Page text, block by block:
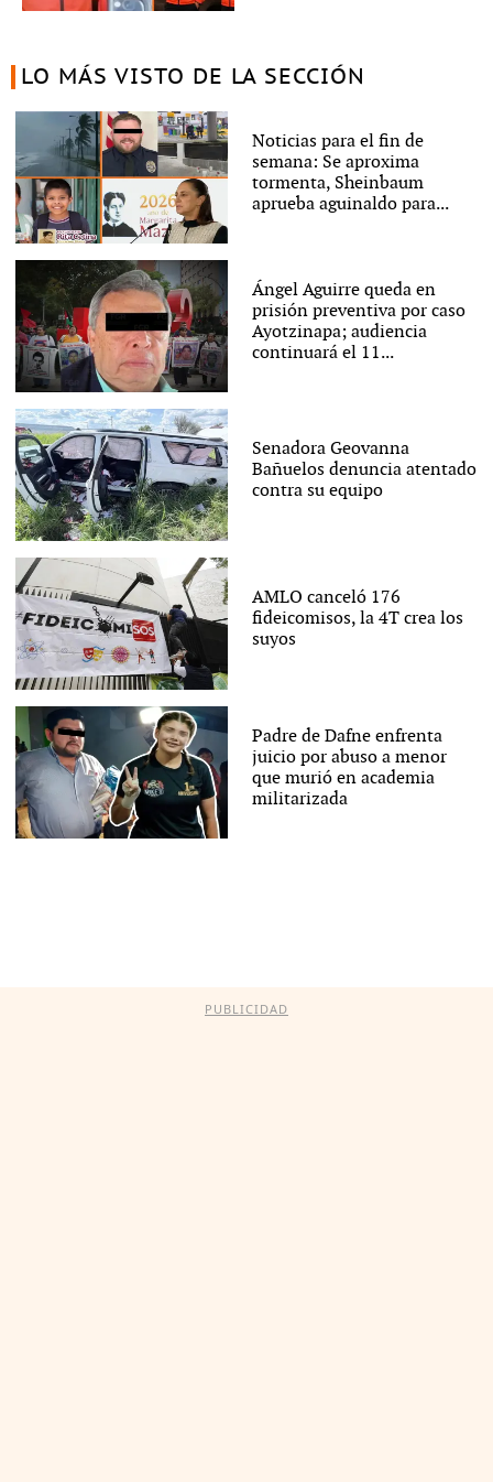
LO MÁS VISTO DE LA SECCIÓN
Noticias para el fin de
semana: Se aproxima
tormenta, Sheinbaum
aprueba aguinaldo para...
Ángel Aguirre queda en
prisión preventiva por caso
Ayotzinapa; audiencia
continuará el 11...
Senadora Geovanna
Bañuelos denuncia atentado
contra su equipo
AMLO canceló 176
fideicomisos, la 4T crea los
suyos
Padre de Dafne enfrenta
juicio por abuso a menor
que murió en academia
militarizada
PUBLICIDAD